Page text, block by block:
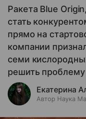
Ракета Blue
стать
прямо на
компании
семи
решить
Екатерина
Автор Наука